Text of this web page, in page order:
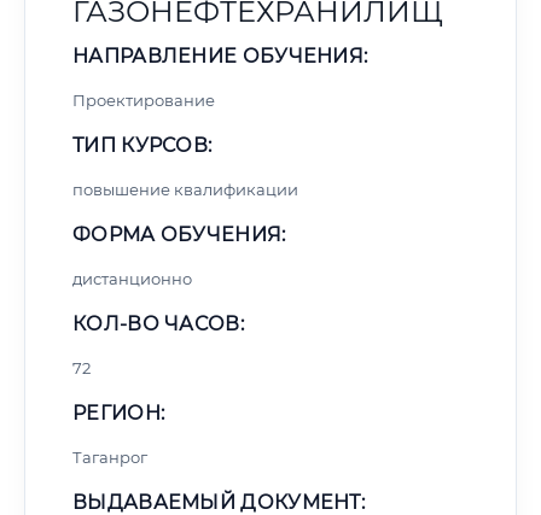
ГАЗОНЕФТЕХРАНИЛИЩ
НАПРАВЛЕНИЕ ОБУЧЕНИЯ:
Проектирование
ТИП КУРСОВ:
повышение квалификации
ФОРМА ОБУЧЕНИЯ:
дистанционно
КОЛ-ВО ЧАСОВ:
72
РЕГИОН:
Таганрог
ВЫДАВАЕМЫЙ ДОКУМЕНТ: